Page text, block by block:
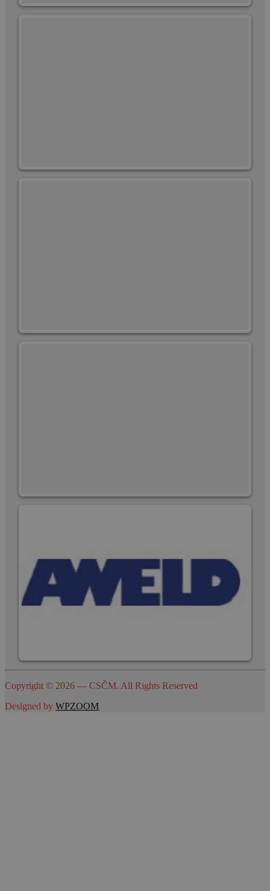
Copyright © 2026 — CSČM. All Rights Reserved
Designed by WPZOOM